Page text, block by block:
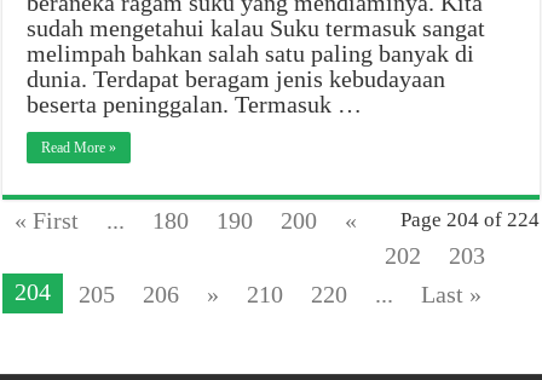
sudah mengetahui kalau Suku termasuk sangat
melimpah bahkan salah satu paling banyak di
dunia. Terdapat beragam jenis kebudayaan
beserta peninggalan. Termasuk …
Read More »
Page 204 of 224
« First ... 180 190 200
«
202
203
204
205 206 » 210 220 ... Last »